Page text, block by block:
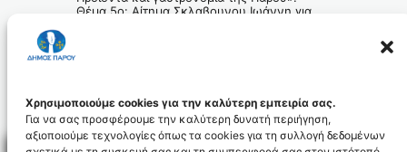
Χρησιμοποιούμε cookies για την καλύτερη εμπειρία σας.
Για να σας προσφέρουμε την καλύτερη δυνατή περιήγηση,
αξιοποιούμε τεχνολογίες όπως τα cookies για τη συλλογή δεδομένων
Θέμα 5ο: Αίτημα Σκλαβουνου Ιωάννη για
Αντώνιος Αρκάς